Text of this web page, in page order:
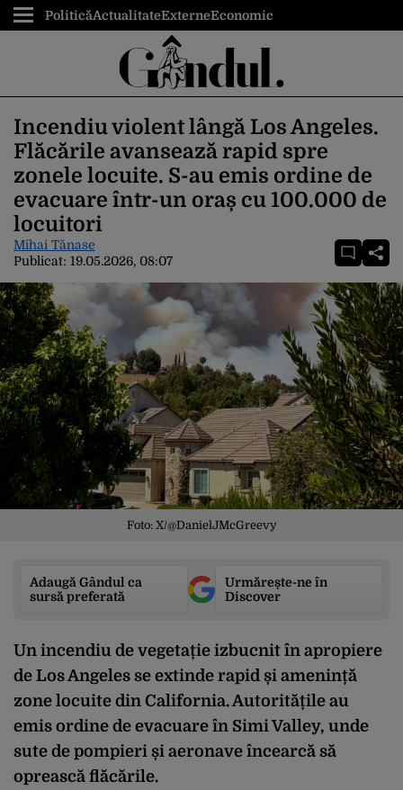
PoliticăActualitateExterneEconomic
Incendiu violent lângă Los Angeles.
Flăcările avansează rapid spre
zonele locuite. S-au emis ordine de
evacuare într-un oraș cu 100.000 de
locuitori
Mihai Tănase
Publicat: 19.05.2026, 08:07
Foto: X/@DanielJMcGreevy
Adaugă Gândul ca
sursă preferată
Urmărește-ne în
Discover
Un incendiu de vegetație izbucnit în apropiere
de Los Angeles se extinde rapid și amenință
zone locuite din California. Autoritățile au
emis ordine de evacuare în Simi Valley, unde
sute de pompieri și aeronave încearcă să
oprească flăcările.